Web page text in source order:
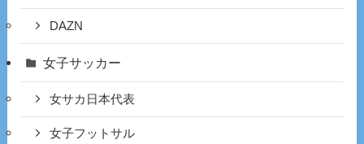
DAZN
女子サッカー
女サカ日本代表
女子フットサル